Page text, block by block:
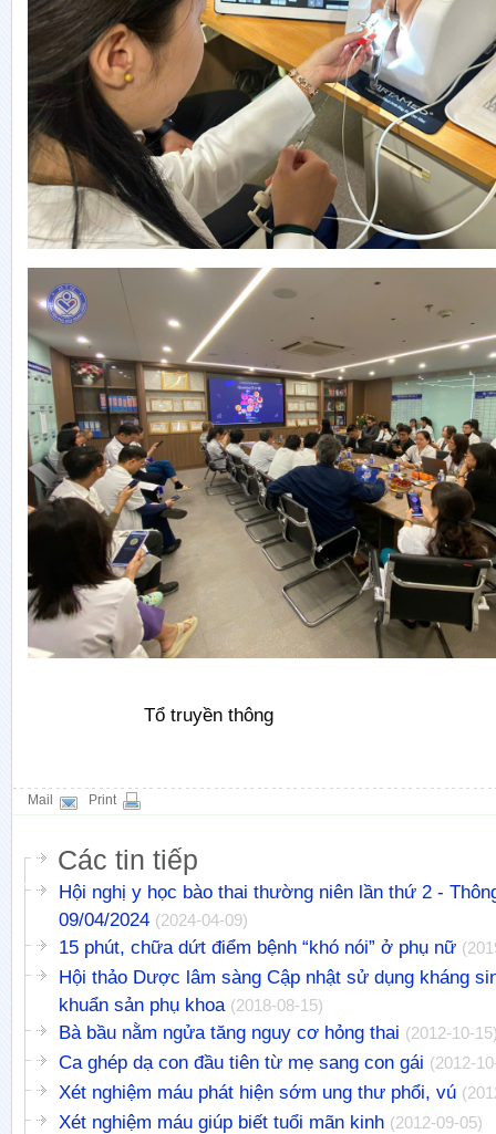
Tổ truyền thông
Mail Print
Các tin tiếp
Hội nghị y học bào thai thường niên lần thứ 2 -
09/04/2024 (2024-04-09)
15 phút, chữa dứt điểm bệnh “khó nói” ở phụ nữ
Hội thảo Dược lâm sàng Cập nhật sử dụng kháng
khuẩn sản phụ khoa (2018-08-15)
Bà bầu nằm ngửa tăng nguy cơ hỏng thai (2012-10-
Ca ghép dạ con đầu tiên từ mẹ sang con gái (2012-
Xét nghiệm máu phát hiện sớm ung thư phổi, vú
Xét nghiệm máu giúp biết tuổi mãn kinh (2012-09-05)